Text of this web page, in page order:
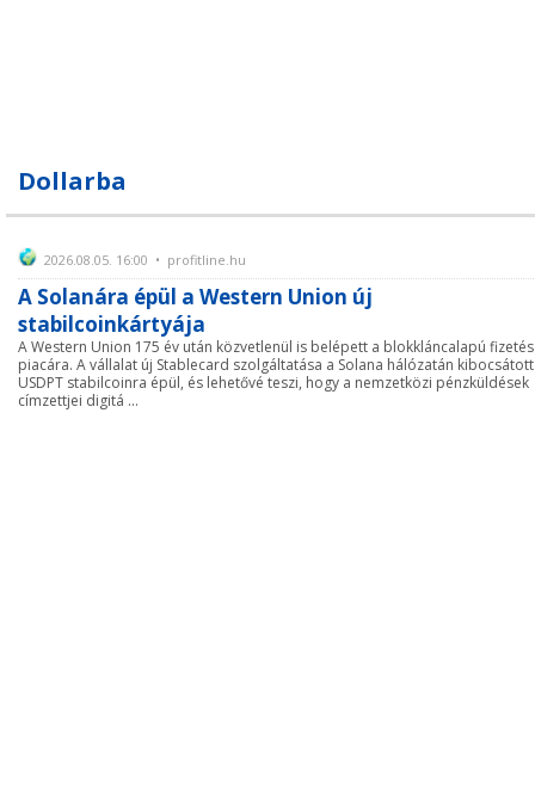
Dollarba
2026.08.05. 16:00 • profitline.hu
A Solanára épül a Western Union új
stabilcoinkártyája
A Western Union 175 év után közvetlenül is belépett a blokkláncalapú
piacára. A vállalat új Stablecard szolgáltatása a Solana hálózatán kibocsátott
USDPT stabilcoinra épül, és lehetővé teszi, hogy a nemzetközi pénzküldések
címzettjei digitá ...